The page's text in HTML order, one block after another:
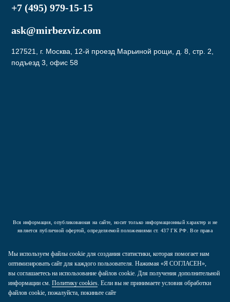
+7 (495) 979-15-15
ask@mirbezviz.com
127521, г. Москва, 12-й проезд Марьиной рощи, д. 8, стр. 2,
подъезд 3, офис 58
Вся информация, опубликованная на сайте, носит только информационный характер и не
является публичной офертой, определяемой положениями ст. 437 ГК РФ. Все права
2026 © ООО «Компания Аркада». Все права защищены.
Политика конфиденциальности
Мы используем файлы cookie для создания статистики, которая помогает нам
оптимизировать сайт для каждого пользователя. Нажимая «Я СОГЛАСЕН»,
вы соглашаетесь на использование файлов cookie. Для получения дополнительной
информации см. Политику cookies. Если вы не принимаете условия обработки
файлов cookie, пожалуйста, покиньте сайт